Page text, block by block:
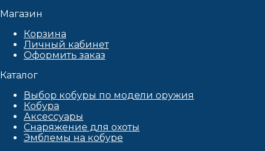
Магазин
Корзина
Личный кабинет
Оформить заказ
Каталог
Выбор кобуры по модели оружия
Кобура
Аксессуары
Снаряжение для охоты
Эмблемы на кобуре